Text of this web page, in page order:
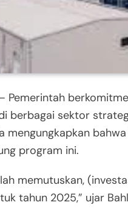
Pemerintah
berbagai sektor
mengungkapkan
program ini.
memutuskan,
tahun 2025,” ujar